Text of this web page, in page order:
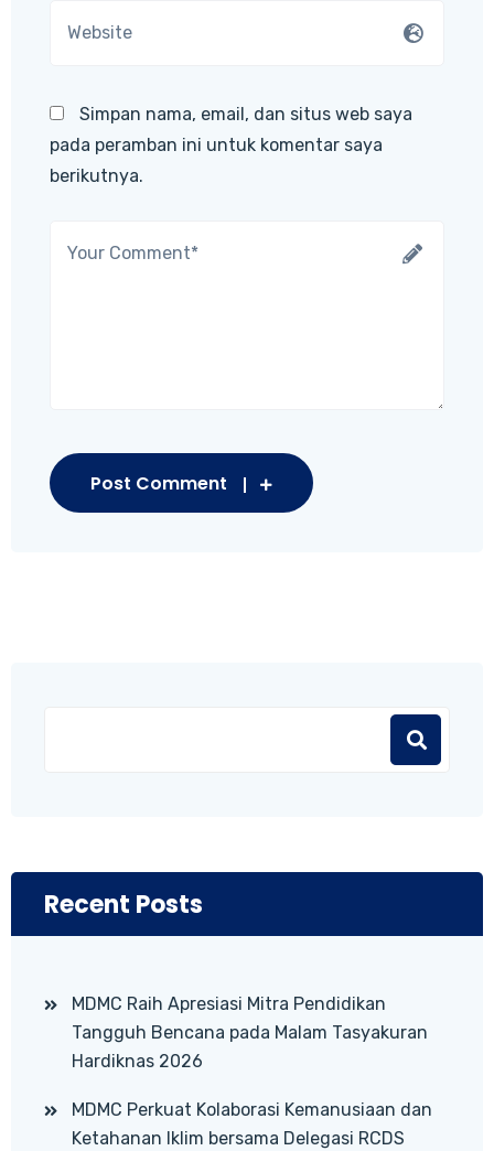
Simpan nama, email, dan situs web saya
pada peramban ini untuk komentar saya
berikutnya.
Post Comment
Recent Posts
MDMC Raih Apresiasi Mitra Pendidikan
Tangguh Bencana pada Malam Tasyakuran
Hardiknas 2026
MDMC Perkuat Kolaborasi Kemanusiaan dan
Ketahanan Iklim bersama Delegasi RCDS